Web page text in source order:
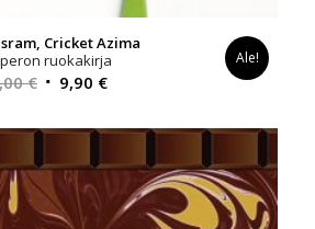
Cricket Azima
ruokakirja
€ Alkuperäinen
oli:
35,00 €.
9,90 €Nykyinen
on:
9,90 €.
Ale!